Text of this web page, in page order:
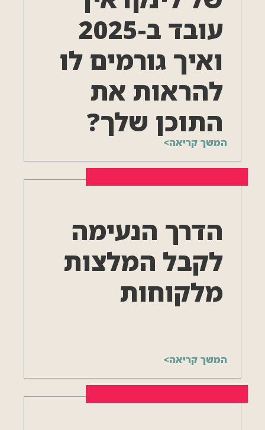
עובד ב-2025
ואיך גורמים לו
להראות את
התוכן שלך?
המשך קריאה>
הדרך הנעימה
לקבל המלצות
מלקוחות
המשך קריאה>